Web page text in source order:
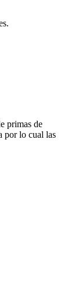
primas de
por lo cual las